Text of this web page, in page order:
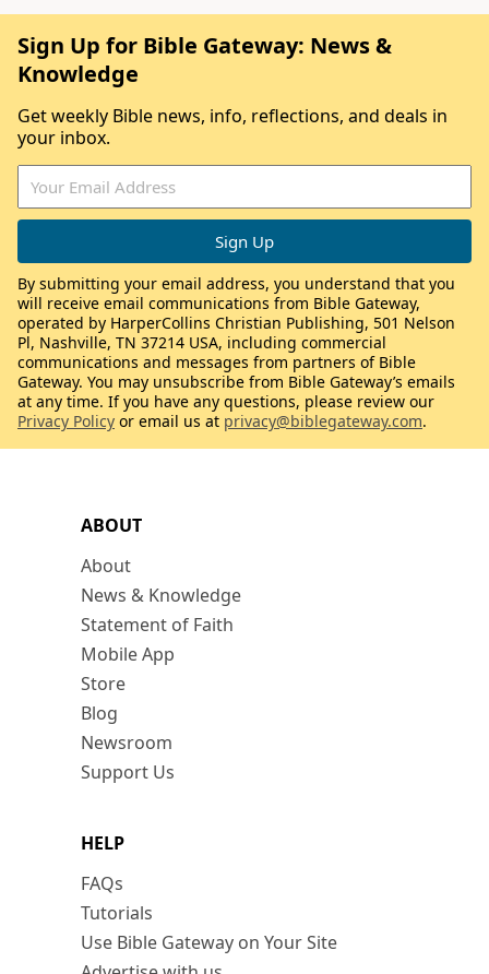
ABOUT
About
News & Knowledge
Statement of Faith
Mobile App
Store
Blog
Newsroom
Support Us
HELP
FAQs
Tutorials
Use Bible Gateway on Your Site
Sign Up for Bible Gateway: News &
Knowledge
Get weekly Bible news, info, reflections, and deals in
your inbox.
By submitting your email address, you understand that you
will receive email communications from Bible Gateway,
operated by HarperCollins Christian Publishing, 501 Nelson
Pl, Nashville, TN 37214 USA, including commercial
communications and messages from partners of Bible
Gateway. You may unsubscribe from Bible Gateway’s emails
at any time. If you have any questions, please review our
Privacy Policy or email us at privacy@biblegateway.com.